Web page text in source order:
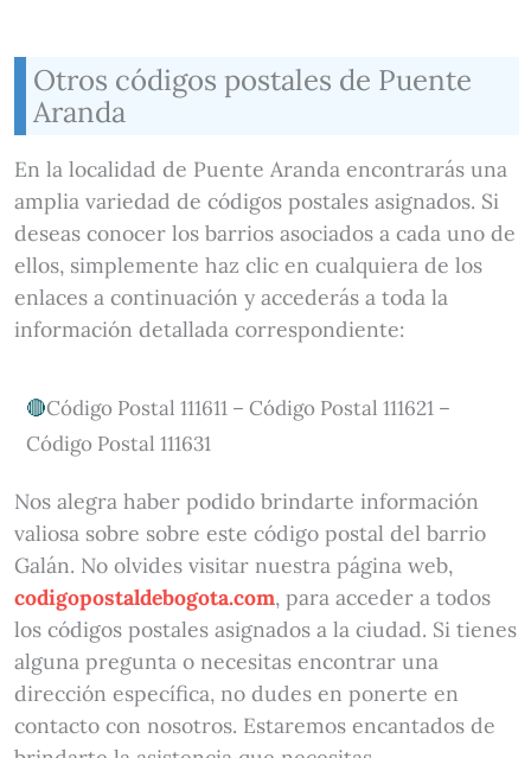
Otros códigos postales de Puente
Aranda
En la localidad de Puente Aranda encontrarás una
amplia variedad de códigos postales asignados. Si
deseas conocer los barrios asociados a cada uno de
ellos, simplemente haz clic en cualquiera de los
enlaces a continuación y accederás a toda la
información detallada correspondiente:
Código Postal 111611 – Código Postal 111621 –
Código Postal 111631
Nos alegra haber podido brindarte información
valiosa sobre sobre este código postal del barrio
Galán. No olvides visitar nuestra página web,
codigopostaldebogota.com, para acceder a todos
los códigos postales asignados a la ciudad. Si tienes
alguna pregunta o necesitas encontrar una
dirección específica, no dudes en ponerte en
contacto con nosotros. Estaremos encantados de